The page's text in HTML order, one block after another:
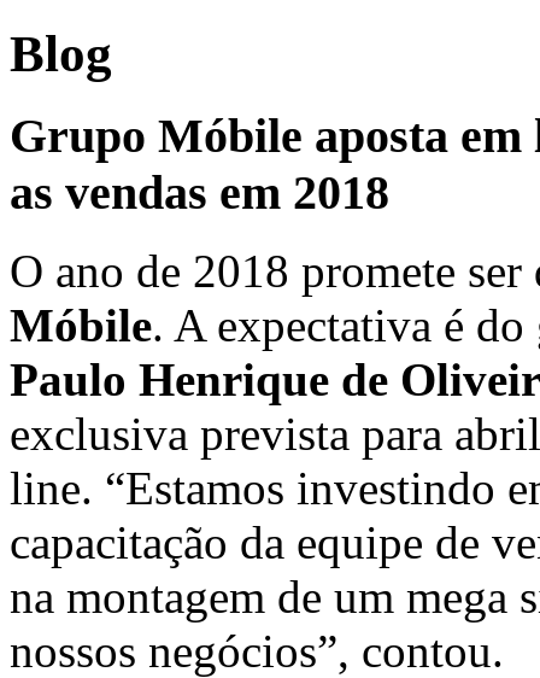
Blog
Grupo Móbile aposta
as vendas em 2018
O ano de 2018 promete
Móbile. A expectativa é do
Paulo Henrique de
exclusiva prevista para
line. “Estamos investindo
capacitação da equipe de
na montagem de um mega
nossos negócios”, contou.